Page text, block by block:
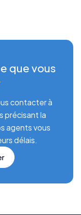
que vous
contacter à
précisant la
agents vous
délais.